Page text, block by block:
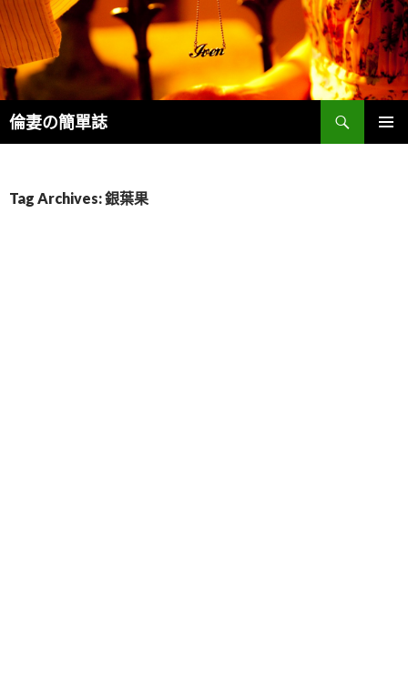
倫妻の簡單誌
Search
Tag Archives: 銀葉果